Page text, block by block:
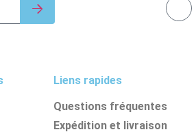
Liens rapides
Questions fréquentes
Expédition et livraison